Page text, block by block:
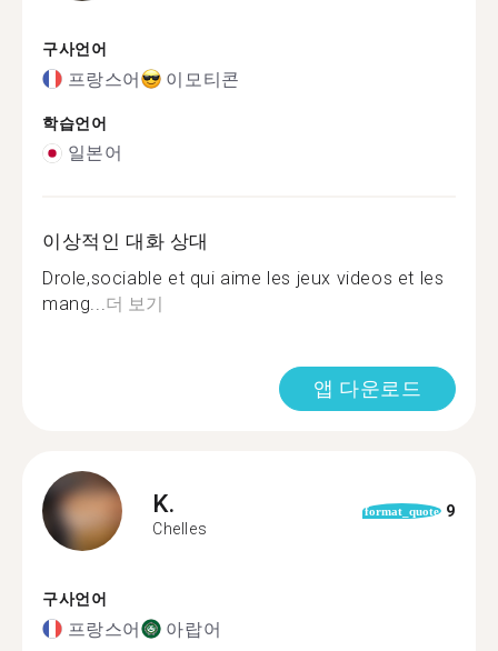
구사언어
프랑스어 이모티콘
학습언어
일본어
이상적인 대화 상대
Drole,sociable et qui aime les jeux videos et les
mang...더 보기
앱 다운로드
K.
Chelles
format_quote 9
구사언어
프랑스어 아랍어